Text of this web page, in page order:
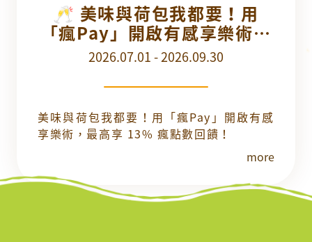
🥂 美味與荷包我都要！用
「瘋Pay」開啟有感享樂術，
最高享 13% 瘋點數回饋！
2026.07.01 - 2026.09.30
美味與荷包我都要！用「瘋Pay」開啟有感
享樂術，最高享 13% 瘋點數回饋！
more